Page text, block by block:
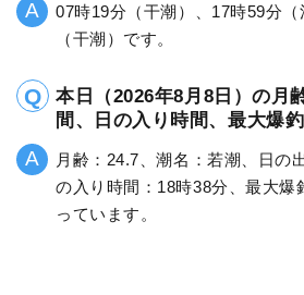
07時19分（干潮）、17時59分
（干潮）です。
本日（2026年8月8日）の月
間、日の入り時間、最大爆
月齢：24.7、潮名：若潮、日の
の入り時間：18時38分、最大爆
っています。